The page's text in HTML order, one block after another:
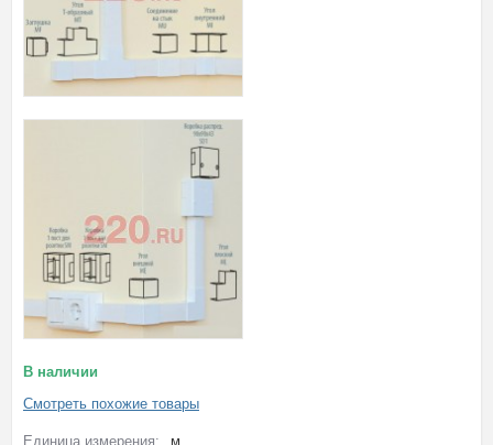
В наличии
Смотреть похожие товары
Единица измерения: м